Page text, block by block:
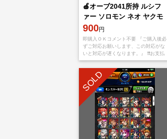
🍎オーブ2041所持 ルシフ
ァー ソロモン ネオ ヤクモ
🍎
900円
即購入ＯＫコメント不要 『ご購入後必
ずご対応お願いします、この対応がな
いと対応が遅くなります。』 ❗️❗️お支払
い後、アプリをappStoreもしくは
Googleplayから【捨てメアド
SOLD